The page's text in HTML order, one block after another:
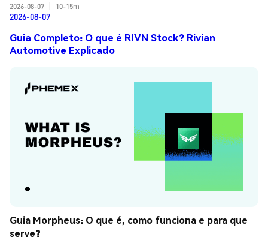
2026-08-07
10-15m
2026-08-07
Guia Completo: O que é RIVN Stock? Rivian
Automotive Explicado
Guia Morpheus: O que é, como funciona e para que
serve?